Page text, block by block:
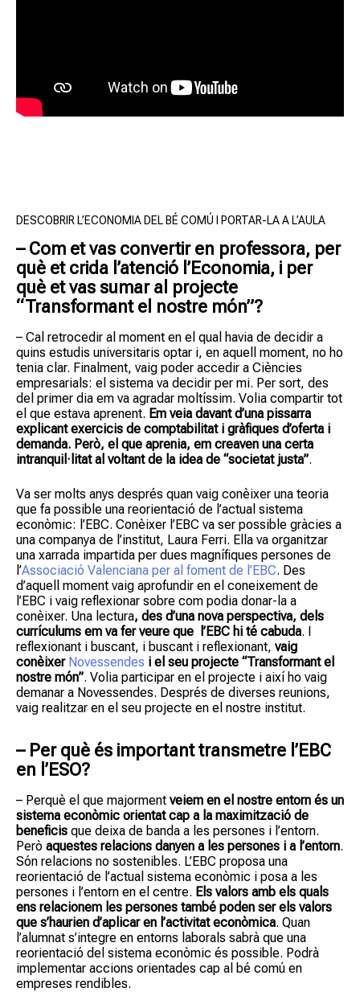
DESCOBRIR L’ECONOMIA DEL BÉ COMÚ I PORTAR-LA A L’AULA
– Com et vas convertir en professora, per
què et crida l’atenció l’Economia, i per
què et vas sumar al projecte
“Transformant el nostre món”?
– Cal retrocedir al moment en el qual havia de decidir a
quins estudis universitaris optar i, en aquell moment, no ho
tenia clar. Finalment, vaig poder accedir a Ciències
empresarials: el sistema va decidir per mi. Per sort, des
del primer dia em va agradar moltíssim. Volia compartir tot
el que estava aprenent. Em veia davant d’una pissarra
explicant exercicis de comptabilitat i gràfiques d’oferta i
demanda. Però, el que aprenia, em creaven una certa
intranquil·litat al voltant de la idea de “societat justa”.
Va ser molts anys després quan vaig conèixer una teoria
que fa possible una reorientació de l’actual sistema
econòmic: l’EBC. Conèixer l’EBC va ser possible gràcies a
una companya de l’institut, Laura Ferri. Ella va organitzar
una xarrada impartida per dues magnífiques persones de
l’Associació Valenciana per al foment de l’EBC. Des
d’aquell moment vaig aprofundir en el coneixement de
l’EBC i vaig reflexionar sobre com podia donar-la a
conèixer. Una lectura, des d’una nova perspectiva, dels
currículums em va fer veure que l’EBC hi té cabuda. I
reflexionant i buscant, i buscant i reflexionant, vaig
conèixer Novessendes i el seu projecte “Transformant el
nostre món”. Volia participar en el projecte i així ho vaig
demanar a Novessendes. Després de diverses reunions,
vaig realitzar en el seu projecte en el nostre institut.
– Per què és important transmetre l’EBC
en l’ESO?
– Perquè el que majorment veiem en el nostre entorn és un
sistema econòmic orientat cap a la maximització de
beneficis que deixa de banda a les persones i l’entorn.
Però aquestes relacions danyen a les persones i a l’entorn.
Són relacions no sostenibles. L’EBC proposa una
reorientació de l’actual sistema econòmic i posa a les
persones i l’entorn en el centre. Els valors amb els quals
ens relacionem les persones també poden ser els valors
que s’haurien d’aplicar en l’activitat econòmica. Quan
l’alumnat s’integre en entorns laborals sabrà que una
reorientació del sistema econòmic és possible. Podrà
implementar accions orientades cap al bé comú en
empreses rendibles.